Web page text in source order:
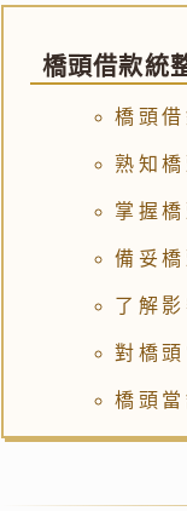
橋頭借款統
橋頭
熟知
掌握
備妥
了解
對橋
橋頭